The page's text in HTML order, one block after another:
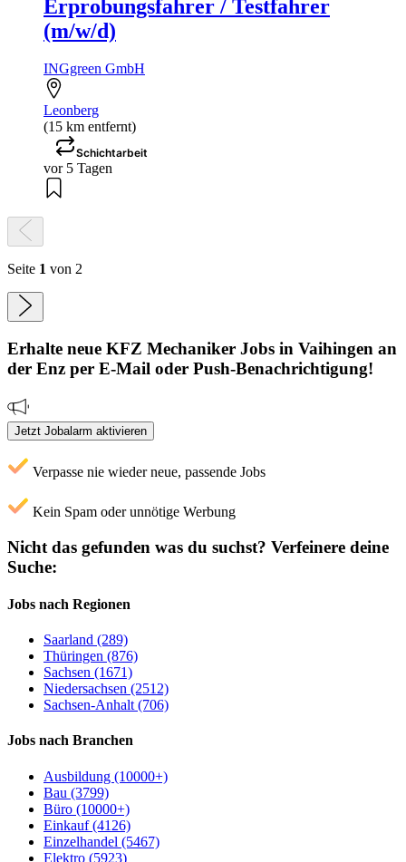
Erprobungsfahrer / Testfahrer
(m/w/d)
INGgreen GmbH
Leonberg
(15 km entfernt)
Schichtarbeit
vor 5 Tagen
Seite 1 von 2
Erhalte neue KFZ Mechaniker Jobs in Vaihingen an
der Enz per E-Mail oder Push-Benachrichtigung!
Jetzt Jobalarm aktivieren
Verpasse nie wieder neue, passende Jobs
Kein Spam oder unnötige Werbung
Nicht das gefunden was du suchst? Verfeinere deine
Suche:
Jobs nach Regionen
Saarland (289)
Thüringen (876)
Sachsen (1671)
Niedersachsen (2512)
Sachsen-Anhalt (706)
Jobs nach Branchen
Ausbildung (10000+)
Bau (3799)
Büro (10000+)
Einkauf (4126)
Einzelhandel (5467)
Elektro (5923)